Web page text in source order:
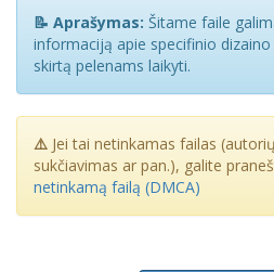
📝 Aprašymas: Šitame faile
informaciją apie specifinio
skirtą pelenams laikyti.
⚠️ Jei tai netinkamas failas
sukčiavimas ar pan.), galite
netinkamą failą (DMCA)